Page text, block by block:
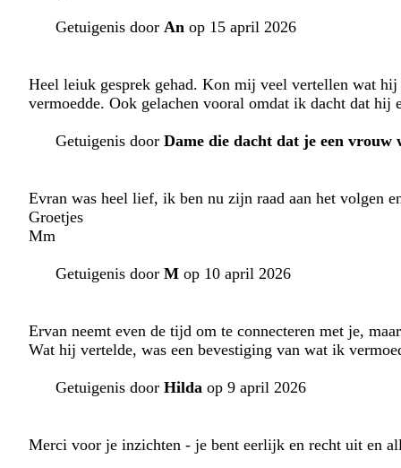
Getuigenis door An op 15 april 2026
Heel leiuk gesprek gehad. Kon mij veel vertellen wat
vermoedde. Ook gelachen vooral omdat ik dacht dat hij
Getuigenis door Dame die dacht dat je een vrouw
Evran was heel lief, ik ben nu zijn raad aan het volgen
Groetjes
Mm
Getuigenis door M op 10 april 2026
Ervan neemt even de tijd om te connecteren met je,
Wat hij vertelde, was een bevestiging van wat ik
Getuigenis door Hilda op 9 april 2026
Merci voor je inzichten - je bent eerlijk en recht uit en